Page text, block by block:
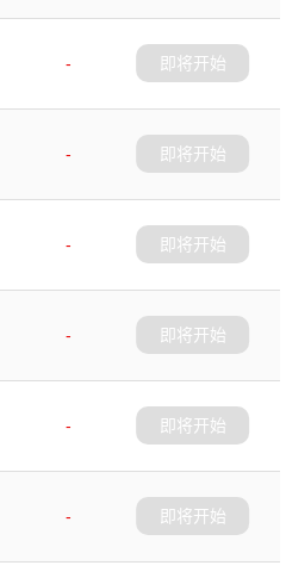
-
即将开始
-
即将开始
-
即将开始
-
即将开始
-
即将开始
-
即将开始